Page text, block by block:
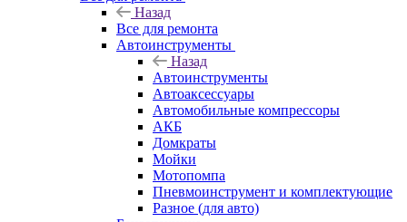
Назад
Все для ремонта
Автоинструменты
Назад
Автоинструменты
Автоаксессуары
Автомобильные компрессоры
АКБ
Домкраты
Мойки
Мотопомпа
Пневмоинструмент и комплектующие
Разное (для авто)